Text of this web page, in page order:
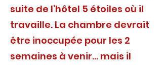
suite de l’hôtel 5 étoiles où il
travaille. La chambre devrait
être inoccupée pour les 2
semaines à venir… mais il